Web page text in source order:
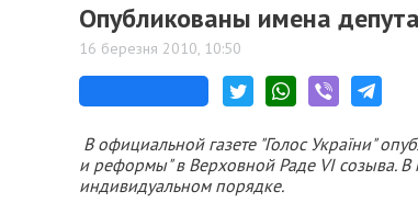
Опубликованы имена
16 березня 2010, 10:50
В официальной газете "Голос України"
и реформы" в Верховной Раде VI созыва.
индивидуальном порядке.